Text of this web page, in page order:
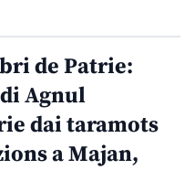
de Patrie:
Agnul
dai taramots
a Majan,